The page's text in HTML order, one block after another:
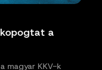
a
magyar KKV-k